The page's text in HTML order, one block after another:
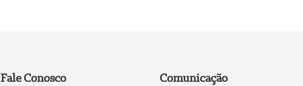
Fale Conosco Comunicação